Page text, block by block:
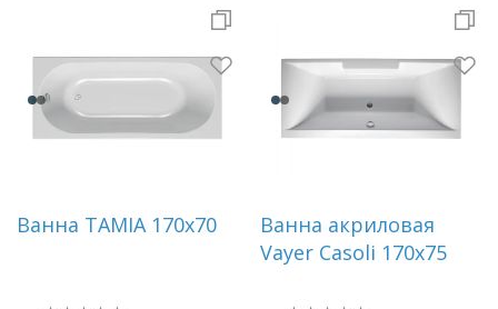
Ванна TAMIA 170x70
Ванна акриловая
Vayer Casoli 170x75